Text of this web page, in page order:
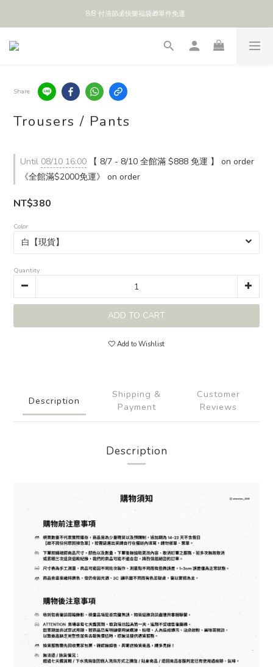
全館 $888 免運
8/8 付清節💰快樂福袋🎁單件免運
Share
Trousers / Pants
Until 08/10 16:00 【 8/7 - 8/10 全館滿 $888 免運 】 on order
《全館滿$2000免運》 on order
NT$380
Color
Quantity
ADD TO CART
Add to Wishlist
Description
Shipping &
Payment
Customer
Reviews
Description